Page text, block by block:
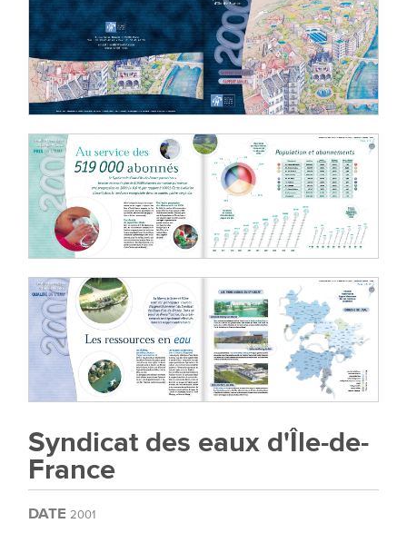
Syndicat des eaux d'Île-de-
France
DATE2001